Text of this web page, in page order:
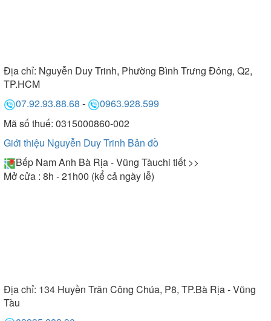
Địa chỉ: Nguyễn Duy Trinh, Phường Bình Trưng Đông, Q2,
TP.HCM
07.92.93.88.68 -
0963.928.599
Mã số thuế: 0315000860-002
Giới thiệu Nguyễn Duy Trinh Bản đồ
Bếp Nam Anh Bà Rịa - Vũng Tàuchi tiết >>
Mở cửa : 8h - 21h00 (kể cả ngày lễ)
Địa chỉ: 134 Huyền Trân Công Chúa, P8, TP.Bà Rịa - Vũng
Tàu